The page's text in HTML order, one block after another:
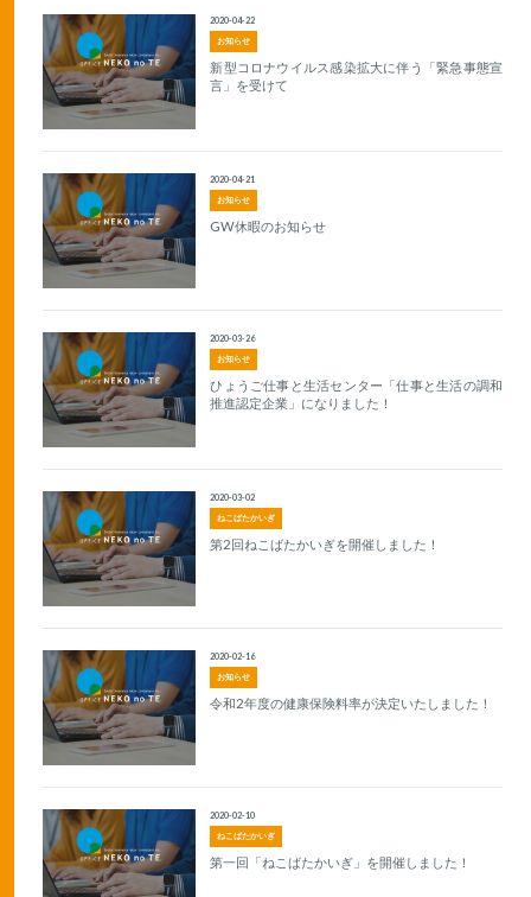
お知らせ
2020-04-22
新型コロナウイルス感染拡大に伴う「緊急事態宣
言」を受けて
お知らせ
2020-04-21
GW休暇のお知らせ
お知らせ
2020-03-26
ひょうご仕事と生活センター「仕事と生活の調和
推進認定企業」になりました！
ねこばたかいぎ
2020-03-02
第2回ねこばたかいぎを開催しました！
お知らせ
2020-02-16
令和2年度の健康保険料率が決定いたしました！
ねこばたかいぎ
2020-02-10
第一回「ねこばたかいぎ」を開催しました！